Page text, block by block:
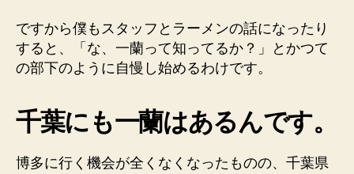
ですから僕もスタッフとラーメンの話になったり
すると、「な、一蘭って知ってるか？」とかつて
の部下のように自慢し始めるわけです。
千葉にも一蘭はあるんです。
博多に行く機会が全くなくなったものの、千葉県